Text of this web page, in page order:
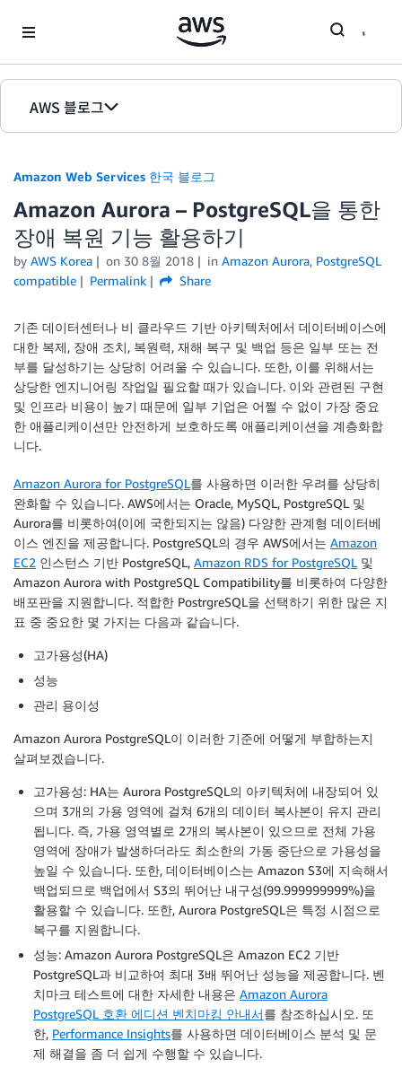
AWS 블로그
홈
에디션
Amazon Web Services 한국 블로그
Amazon Aurora – PostgreSQL을 통한
장애 복원 기능 활용하기
by AWS Korea on 30 8월 2018 in Amazon Aurora, PostgreSQL
compatible
Permalink Share
기존 데이터센터나 비 클라우드 기반 아키텍처에서 데이터베이스에
대한 복제, 장애 조치, 복원력, 재해 복구 및 백업 등은 일부 또는 전
부를 달성하기는 상당히 어려울 수 있습니다. 또한, 이를 위해서는
상당한 엔지니어링 작업일 필요할 때가 있습니다. 이와 관련된 구현
및 인프라 비용이 높기 때문에 일부 기업은 어쩔 수 없이 가장 중요
한 애플리케이션만 안전하게 보호하도록 애플리케이션을 계층화합
니다.
Amazon Aurora for PostgreSQL를 사용하면 이러한 우려를 상당히
완화할 수 있습니다. AWS에서는 Oracle, MySQL, PostgreSQL 및
Aurora를 비롯하여(이에 국한되지는 않음) 다양한 관계형 데이터베
이스 엔진을 제공합니다. PostgreSQL의 경우 AWS에서는 Amazon
EC2 인스턴스 기반 PostgreSQL, Amazon RDS for PostgreSQL 및
Amazon Aurora with PostgreSQL Compatibility를 비롯하여 다양한
배포판을 지원합니다. 적합한 PostrgreSQL을 선택하기 위한 많은 지
표 중 중요한 몇 가지는 다음과 같습니다.
고가용성(HA)
성능
관리 용이성
Amazon Aurora PostgreSQL이 이러한 기준에 어떻게 부합하는지
살펴보겠습니다.
고가용성: HA는 Aurora PostgreSQL의 아키텍처에 내장되어 있
으며 3개의 가용 영역에 걸쳐 6개의 데이터 복사본이 유지 관리
됩니다. 즉, 가용 영역별로 2개의 복사본이 있으므로 전체 가용
영역에 장애가 발생하더라도 최소한의 가동 중단으로 가용성을
높일 수 있습니다. 또한, 데이터베이스는 Amazon S3에 지속해서
백업되므로 백업에서 S3의 뛰어난 내구성(99.999999999%)을
활용할 수 있습니다. 또한, Aurora PostgreSQL은 특정 시점으로
복구를 지원합니다.
성능: Amazon Aurora PostgreSQL은 Amazon EC2 기반
PostgreSQL과 비교하여 최대 3배 뛰어난 성능을 제공합니다. 벤
치마크 테스트에 대한 자세한 내용은 Amazon Aurora
PostgreSQL 호환 에디션 벤치마킹 안내서를 참조하십시오. 또
한, Performance Insights를 사용하면 데이터베이스 분석 및 문
제 해결을 좀 더 쉽게 수행할 수 있습니다.